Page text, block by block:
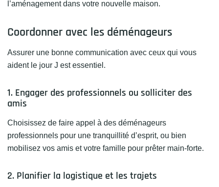
l’aménagement dans votre nouvelle maison.
Coordonner avec les déménageurs
Assurer une bonne communication avec ceux qui vous
aident le jour J est essentiel.
1. Engager des professionnels ou solliciter des
amis
Choisissez de faire appel à des déménageurs
professionnels pour une tranquillité d’esprit, ou bien
mobilisez vos amis et votre famille pour prêter main-forte.
2. Planifier la logistique et les trajets